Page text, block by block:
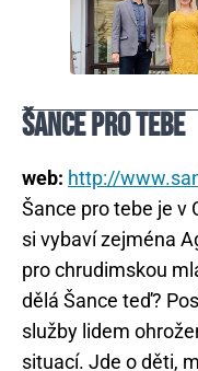
ŠANCE PRO TEBE
web: http://
Šance pro tebe je v
si vybaví zejména
pro chrudimskou
dělá Šance teď?
služby lidem
situací. Jde o děti,